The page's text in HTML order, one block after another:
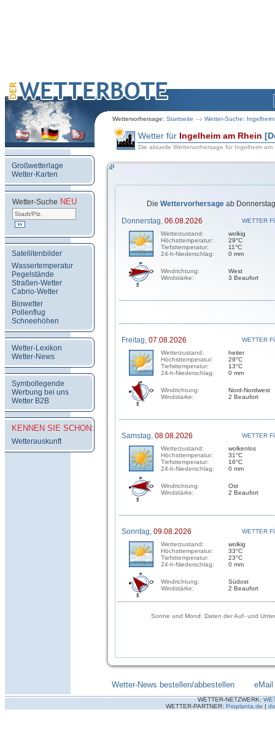
Wettervorhersage: Startseite Wetter-Suche:
Großwetterlage
Wetter-Karten
Wetter-Suche NEU
Satellitenbilder
Wassertemperatur
Pegelstände
Straßen-Wetter
Cabrio-Wetter
Biowetter
Pollenflug
Schneehöhen
Wetter-Lexikon
Wetter-News
Symbollegende
Werbung bei uns
Wetter B2B
KENNEN SIE SCHON:
Wetterauskunft
Wetter für Ingelheim am Rhein
Die aktuelle Wettervorhersage für Ingelheim am
Die Wettervorhersage ab
Donnerstag, 06.08.2026
WETTER
Wetterzustand:
Höchsttemperatur:
Tiefsttemperatur:
24-h-Niederschlag:
wolkig
29°C
11°C
0 mm
Windrichtung:
Windstärke:
West
3 Beaufort
Freitag, 07.08.2026
WETTER
Wetterzustand:
Höchsttemperatur:
Tiefsttemperatur:
24-h-Niederschlag:
heiter
29°C
13°C
0 mm
Windrichtung:
Windstärke:
Nord-Nordwest
2 Beaufort
Samstag, 08.08.2026
WETTER
Wetterzustand:
Höchsttemperatur:
Tiefsttemperatur:
24-h-Niederschlag:
wolkenlos
31°C
16°C
0 mm
Windrichtung:
Windstärke:
Ost
2 Beaufort
Sonntag, 09.08.2026
WETTER
Wetterzustand:
Höchsttemperatur:
Tiefsttemperatur:
24-h-Niederschlag:
wolkig
33°C
23°C
0 mm
Windrichtung:
Windstärke:
Südost
2 Beaufort
Sonne und Mond: Daten der Auf- und
Wetter-News bestellen/abbestellen eMail
WETTER-NETZWERK:
WETTER-PARTNER: Proplanta.de |